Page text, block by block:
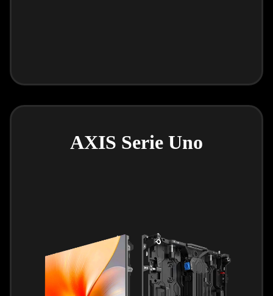
AXIS Serie Uno